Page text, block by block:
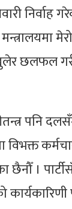
निर्वाह
छलफल
पनि
।